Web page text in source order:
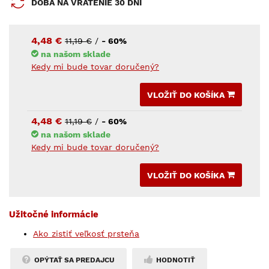
DOBA NA VRÁTENIE 30 DNÍ
4,48 € 11,19 € / - 60%
na našom sklade
Kedy mi bude tovar doručený?
VLOŽIŤ DO KOŠÍKA
4,48 € 11,19 € / - 60%
na našom sklade
Kedy mi bude tovar doručený?
VLOŽIŤ DO KOŠÍKA
Užitočné informácie
Ako zistiť veľkosť prsteňa
OPÝTAŤ SA PREDAJCU HODNOTIŤ